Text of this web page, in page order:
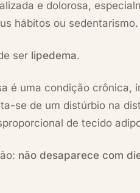
e dolorosa,
hábitos ou sedentarismo.
ser lipedema.
é uma condição crônica,
se de um distúrbio na
de tecido
não desaparece com